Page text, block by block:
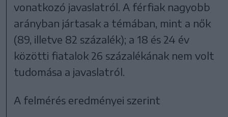
vonatkozó javaslatról. A férfiak nagyobb
arányban jártasak a témában, mint a nők
(89, illetve 82 százalék); a 18 és 24 év
közötti fiatalok 26 százalékának nem volt
tudomása a javaslatról.
A felmérés eredményei szerint